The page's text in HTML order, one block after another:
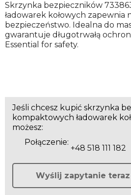
Skrzynka bezpieczników
ładowarek kołowych zapewnia
bezpieczeństwo. Idealna do
gwarantuje długotrwałą
Essential for safety.
Jeśli chcesz kupić skrzynka
kompaktowych ładowarek
możesz:
Połączenie:
+48 518 111 182
Wyślij zapytanie teraz